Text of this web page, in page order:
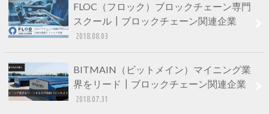
FLOC（フロック）ブロックチェーン専門
スクール┃ブロックチェーン関連企業
2018.08.03
BITMAIN（ビットメイン）マイニング業
界をリード┃ブロックチェーン関連企業
2018.07.31